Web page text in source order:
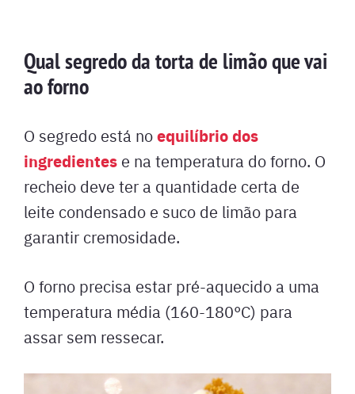
Qual segredo da torta de limão que vai
ao forno
O segredo está noequilíbrio dos
ingredientes e na temperatura do forno. O
recheio deve ter a quantidade certa de
leite condensado e suco de limão para
garantir cremosidade.
O forno precisa estar pré-aquecido a uma
temperatura média (160-180°C) para
assar sem ressecar.